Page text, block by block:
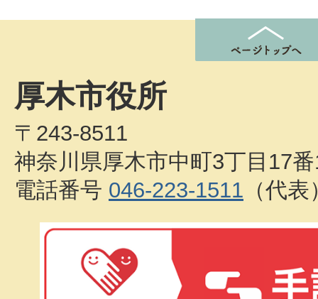
厚木市役所
〒243-8511
神奈川県厚木市中町3丁目17
電話番号 046-223-1511 （代表